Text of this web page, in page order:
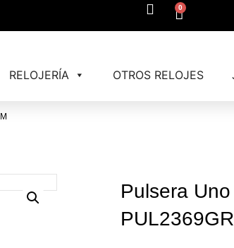
0
RELOJERÍA OTROS RELOJES
Pulsera